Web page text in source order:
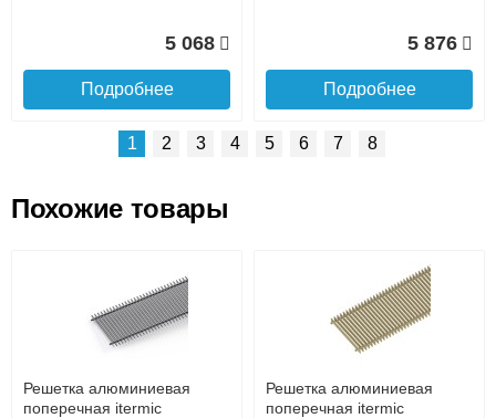
до подъезда
5 068
Подробнее
5 876
Подробнее
поперечная itermic
SGL.800.400 цвета
Решетка алюминиевая
поперечная itermic
SGL.900.160 цвета
шампань
1 2 3 4 5 6 7 8
Похожие товары
Решетка алюминиевая
поперечная itermic
Решетка алюминиевая
поперечная itermic